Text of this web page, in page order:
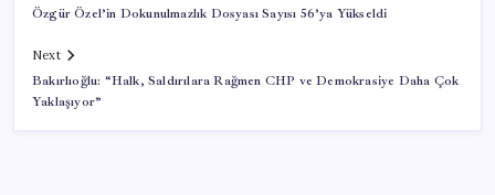
Özgür Özel’in Dokunulmazlık Dosyası Sayısı 56’ya Yükseldi
Next
Bakırlıoğlu: “Halk, Saldırılara Rağmen CHP ve Demokrasiye Daha Çok
Yaklaşıyor”